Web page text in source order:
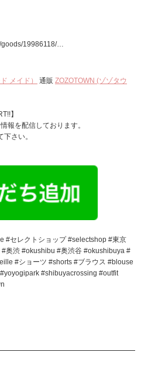
19986118/…
メイド） 通販 ZOZOTOWN (ゾゾタウ
】
報を配信しております。
さい。
#セレクトショップ #selectshop #東京
奥渋 #okushibu #奥渋谷 #okushibuya #
#ショーツ #shorts #ブラウス #blouse
#shibuyacrossing #outfit